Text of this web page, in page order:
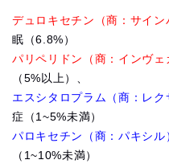
デュロキセチン（商：サイ
眠（6.8%）
パリペリドン（商：インヴェ
（5%以上）、
エスシタロプラム（商：レク
症（1~5%未満）
パロキセチン（商：パキシル
（1~10%未満）